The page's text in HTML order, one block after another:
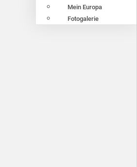
Mein Europa
Fotogalerie